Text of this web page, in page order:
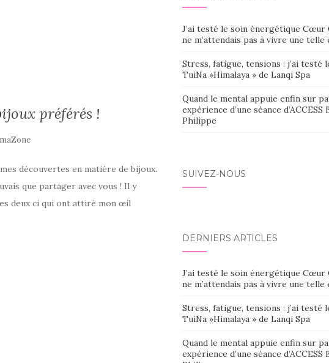
préférés !
découvertes en matière de bijoux.
que partager avec vous ! Il y
deux ci qui ont attiré mon œil
J’ai testé le soin énergétique
ne m’attendais pas à vivre une telle
Stress, fatigue, tensions : j’ai testé
TuiNa »Himalaya » de Lanqi Spa
Quand le mental appuie enfin sur
expérience d’une séance d’ACCESS
Philippe
SUIVEZ-NOUS
DERNIERS ARTICLES
J’ai testé le soin énergétique
ne m’attendais pas à vivre une telle
Stress, fatigue, tensions : j’ai testé
TuiNa »Himalaya » de Lanqi Spa
Quand le mental appuie enfin sur
expérience d’une séance d’ACCESS